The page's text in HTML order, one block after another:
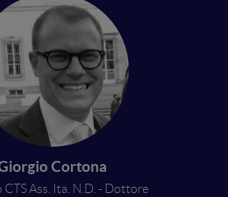
Cortona
CTS Ass. Ita. N.D. - Dottore